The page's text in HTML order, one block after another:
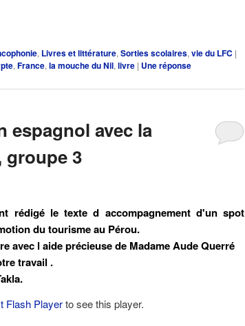
diminuer
volume.
, Livres et littérature,Sorties scolaires,vie du LFC |
,France,la mouche du Nil,livre | Uneréponse
espagnol avec la
groupe 3
rédigé le texte d accompagnement d'un spot
du tourisme au Pérou.
avec l aide précieuse de Madame Aude Querré
travail .
Flash Playerto see this player.